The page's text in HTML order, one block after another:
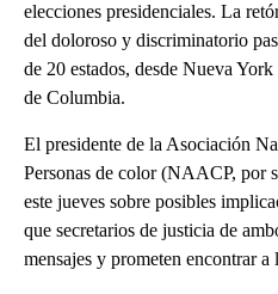
elecciones presidenciales. La
del doloroso y discriminatorio
de 20 estados, desde Nueva
de Columbia.
El presidente de la Asociación
Personas de color (NAACP, por
este jueves sobre posibles
que secretarios de justicia de
mensajes y prometen encontrar a